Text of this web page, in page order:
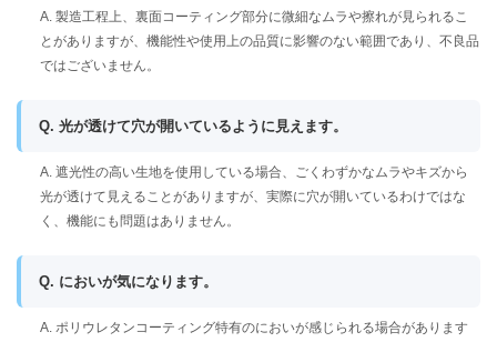
A. 製造工程上、裏面コーティング部分に微細なムラや擦れが見られるこ
とがありますが、機能性や使用上の品質に影響のない範囲であり、不良品
ではございません。
Q. 光が透けて穴が開いているように見えます。
A. 遮光性の高い生地を使用している場合、ごくわずかなムラやキズから
光が透けて見えることがありますが、実際に穴が開いているわけではな
く、機能にも問題はありません。
Q. においが気になります。
A. ポリウレタンコーティング特有のにおいが感じられる場合があります